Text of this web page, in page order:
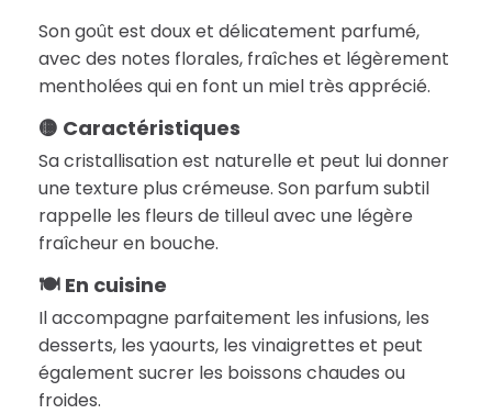
Son goût est doux et délicatement parfumé,
avec des notes florales, fraîches et légèrement
mentholées qui en font un miel très apprécié.
🟡 Caractéristiques
Sa cristallisation est naturelle et peut lui donner
une texture plus crémeuse. Son parfum subtil
rappelle les fleurs de tilleul avec une légère
fraîcheur en bouche.
🍽 En cuisine
Il accompagne parfaitement les infusions, les
desserts, les yaourts, les vinaigrettes et peut
également sucrer les boissons chaudes ou
froides.